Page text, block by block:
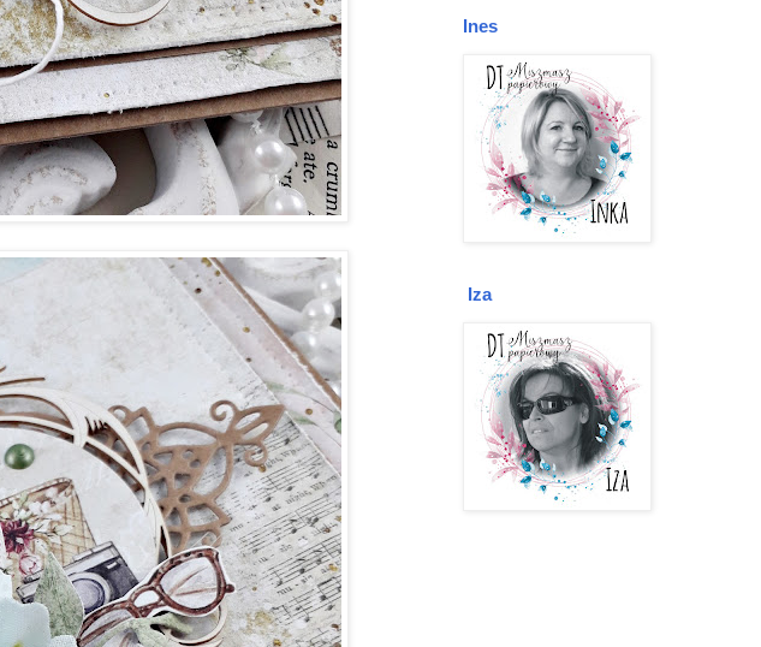
Ines
Iza